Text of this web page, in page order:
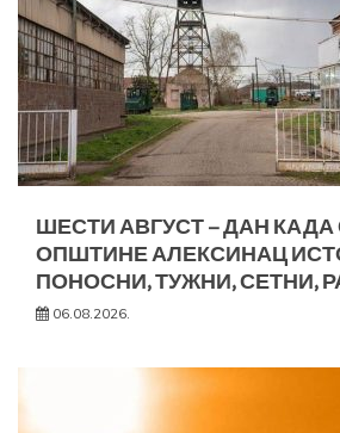
ШЕСТИ АВГУСТ – ДАН
ОПШТИНЕ АЛЕКСИНАЦ
ПОНОСНИ, ТУЖНИ, СЕТНИ,
06.08.2026.